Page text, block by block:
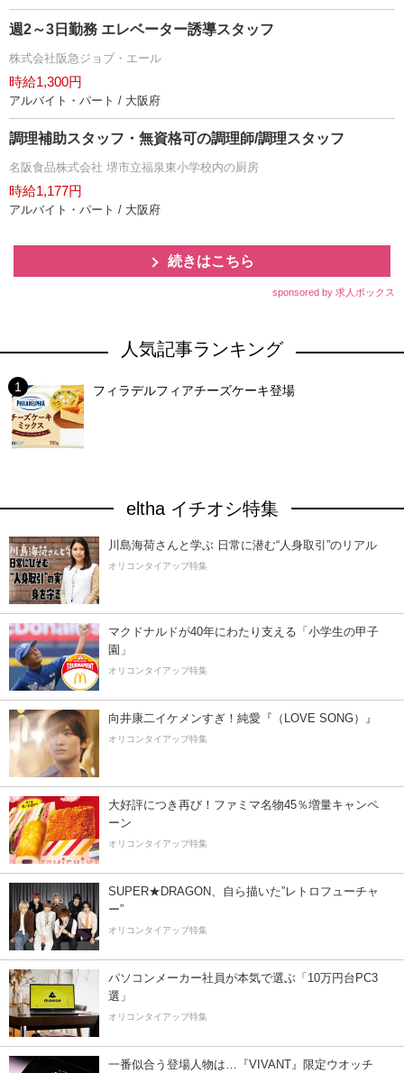
週2～3日勤務 エレベーター誘導スタッフ
株式会社阪急ジョブ・エール
時給1,300円
アルバイト・パート / 大阪府
調理補助スタッフ・無資格可の調理師/調理スタッフ
名阪食品株式会社 堺市立福泉東小学校内の厨房
時給1,177円
アルバイト・パート / 大阪府
続きはこちら
sponsored by 求人ボックス
人気記事ランキング
フィラデルフィアチーズケーキ登場
eltha イチオシ特集
川島海荷さんと学ぶ 日常に潜む“人身取引”のリアル
オリコンタイアップ特集
マクドナルドが40年にわたり支える「小学生の甲子
園」
オリコンタイアップ特集
向井康二イケメンすぎ！純愛『（LOVE SONG）』
オリコンタイアップ特集
大好評につき再び！ファミマ名物45％増量キャンペ
ーン
オリコンタイアップ特集
SUPER★DRAGON、自ら描いた”レトロフューチャ
ー”
オリコンタイアップ特集
パソコンメーカー社員が本気で選ぶ「10万円台PC3
選」
オリコンタイアップ特集
一番似合う登場人物は…『VIVANT』限定ウオッチ